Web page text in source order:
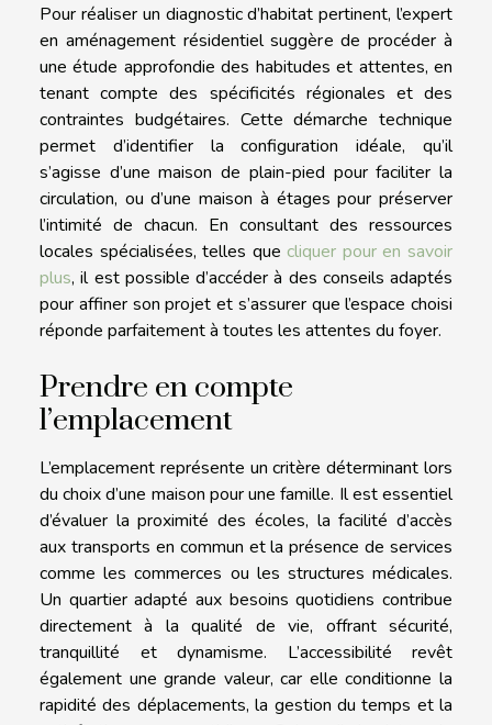
Pour réaliser un diagnostic d’habitat pertinent, l’expert
en aménagement résidentiel suggère de procéder à
une étude approfondie des habitudes et attentes, en
tenant compte des spécificités régionales et des
contraintes budgétaires. Cette démarche technique
permet d’identifier la configuration idéale, qu’il
s’agisse d’une maison de plain-pied pour faciliter la
circulation, ou d’une maison à étages pour préserver
l’intimité de chacun. En consultant des ressources
locales spécialisées, telles que cliquer pour en savoir
plus, il est possible d’accéder à des conseils adaptés
pour affiner son projet et s’assurer que l’espace choisi
réponde parfaitement à toutes les attentes du foyer.
Prendre en compte
l’emplacement
L’emplacement représente un critère déterminant lors
du choix d’une maison pour une famille. Il est essentiel
d’évaluer la proximité des écoles, la facilité d’accès
aux transports en commun et la présence de services
comme les commerces ou les structures médicales.
Un quartier adapté aux besoins quotidiens contribue
directement à la qualité de vie, offrant sécurité,
tranquillité et dynamisme. L’accessibilité revêt
également une grande valeur, car elle conditionne la
rapidité des déplacements, la gestion du temps et la